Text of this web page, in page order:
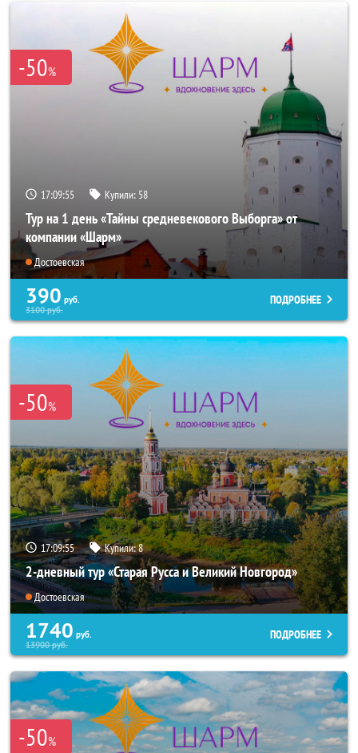
-50%
17:09:53 Купили: 58
Тур на 1 день «Тайны средневекового Выборга» от
компании «Шарм»
Достоевская
390 руб.
3100руб.
ПОДРОБНЕЕ
-50%
17:09:53 Купили:8
2-дневный тур «Старая Русса и Великий Новгород»
Достоевская
1740 руб.
13900руб.
ПОДРОБНЕЕ
-50%